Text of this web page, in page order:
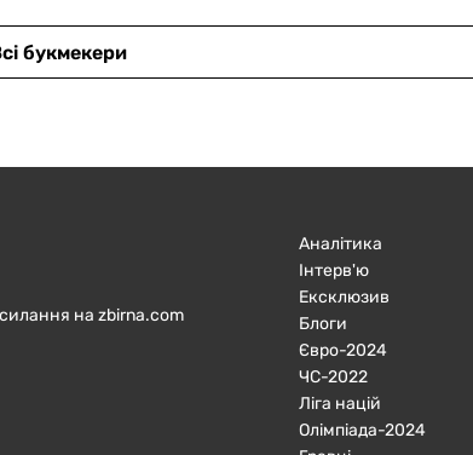
букмекери
на zbirna.com
Аналітика
Інтерв'ю
Ексклюзив
Блоги
Євро-2024
ЧC-2022
Ліга націй
Олімпіада-2024